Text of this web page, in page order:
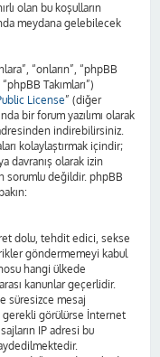
olan bu koşulların
meydana gelebilecek
“onların”, “phpBB
Takımları”)
License” (diğer
bir forum yazılımı olarak
indirebilirsiniz.
kolaylaştırmak içindir;
davranış olarak izin
sorumlu değildir. phpBB
dolu, tehdit edici, sekse
göndermemeyi kabul
hangi ülkede
kanunlar geçerlidir.
süresizce mesaj
gerekli görülürse İnternet
IP adresi bu